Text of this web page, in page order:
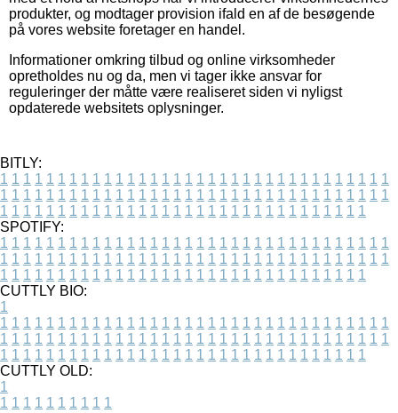
produkter, og modtager provision ifald en af de besøgende
på vores website foretager en handel.
Informationer omkring tilbud og online virksomheder
opretholdes nu og da, men vi tager ikke ansvar for
reguleringer der måtte være realiseret siden vi nyligst
opdaterede websitets oplysninger.
BITLY:
1 1 1 1 1 1 1 1 1 1 1 1 1 1 1 1 1 1 1 1 1 1 1 1 1 1 1 1 1 1 1 1 1 1
1 1 1 1 1 1 1 1 1 1 1 1 1 1 1 1 1 1 1 1 1 1 1 1 1 1 1 1 1 1 1 1 1 1
1 1 1 1 1 1 1 1 1 1 1 1 1 1 1 1 1 1 1 1 1 1 1 1 1 1 1 1 1 1 1 1
SPOTIFY:
1 1 1 1 1 1 1 1 1 1 1 1 1 1 1 1 1 1 1 1 1 1 1 1 1 1 1 1 1 1 1 1 1 1
1 1 1 1 1 1 1 1 1 1 1 1 1 1 1 1 1 1 1 1 1 1 1 1 1 1 1 1 1 1 1 1 1 1
1 1 1 1 1 1 1 1 1 1 1 1 1 1 1 1 1 1 1 1 1 1 1 1 1 1 1 1 1 1 1 1
CUTTLY BIO:
1
1 1 1 1 1 1 1 1 1 1 1 1 1 1 1 1 1 1 1 1 1 1 1 1 1 1 1 1 1 1 1 1 1 1
1 1 1 1 1 1 1 1 1 1 1 1 1 1 1 1 1 1 1 1 1 1 1 1 1 1 1 1 1 1 1 1 1 1
1 1 1 1 1 1 1 1 1 1 1 1 1 1 1 1 1 1 1 1 1 1 1 1 1 1 1 1 1 1 1 1
CUTTLY OLD:
1
1 1 1 1 1 1 1 1 1 1